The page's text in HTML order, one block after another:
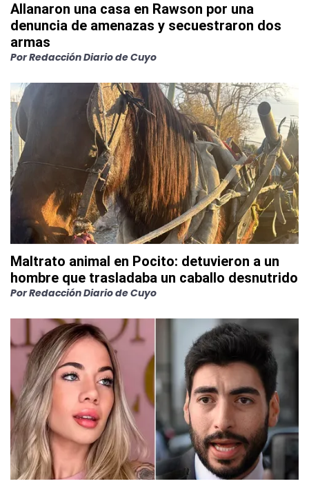
Allanaron una casa en Rawson por una
denuncia de amenazas y secuestraron dos
armas
PorRedacción Diario de Cuyo
Maltrato animal en Pocito: detuvieron a un
hombre que trasladaba un caballo desnutrido
PorRedacción Diario de Cuyo